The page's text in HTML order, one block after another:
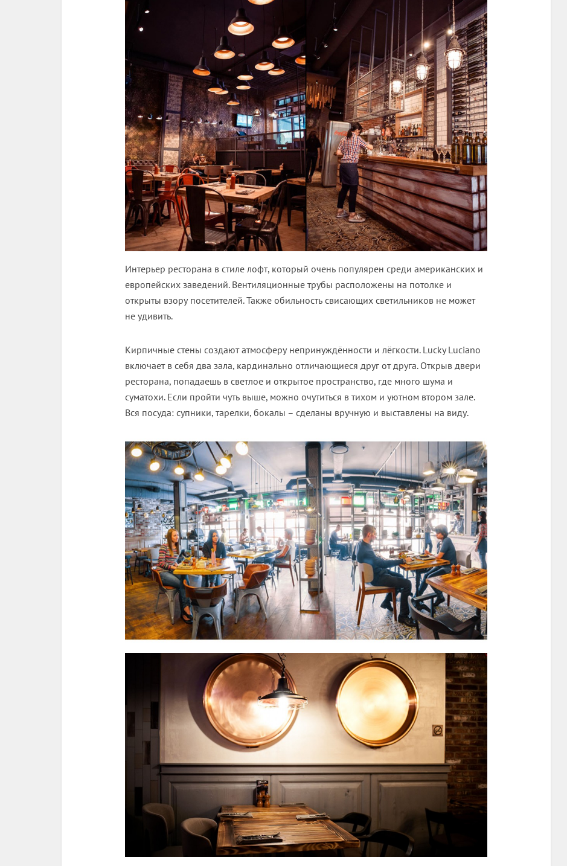
Интерьер ресторана в стиле лофт, который очень популярен среди американских и
европейских заведений. Вентиляционные трубы расположены на потолке и
открыты взору посетителей. Также обильность свисающих светильников не может
не удивить.
Кирпичные стены создают атмосферу непринуждённости и лёгкости. Lucky Luciano
включает в себя два зала, кардинально отличающиеся друг от друга. Открыв двери
ресторана, попадаешь в светлое и открытое пространство, где много шума и
суматохи. Если пройти чуть выше, можно очутиться в тихом и уютном втором зале.
Вся посуда: супники, тарелки, бокалы – сделаны вручную и выставлены на виду.